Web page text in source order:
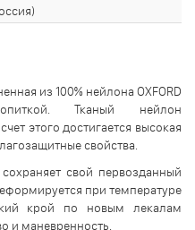
из 100% нейлона OXFORD
Тканый нейлон
этого достигается высокая
свойства.
свой первозданный
при температуре
крой по новым лекалам
и маневренность.